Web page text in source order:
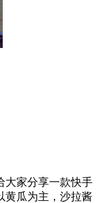
大家分享一款快手
黄瓜为主，沙拉酱